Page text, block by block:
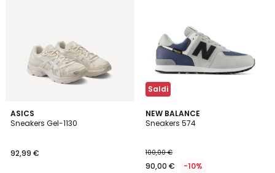
ASICS
Sneakers Gel-1130
92,99 €
5
/
Saldi
NEW BALANCE
Sneakers 574
100,00 €
90,00 € -10%
4,1
/ 5